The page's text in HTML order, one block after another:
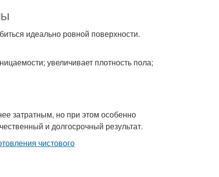
идеально ровной поверхности.
увеличивает плотность пола;
затратным, но при этом особенно
и долгосрочный результат.